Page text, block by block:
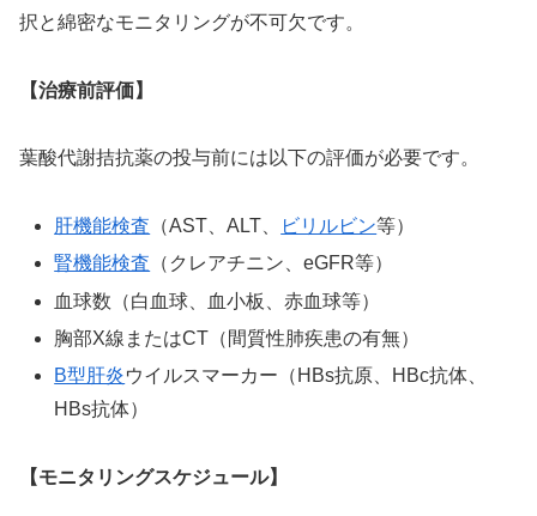
択と綿密なモニタリングが不可欠です。
【治療前評価】
葉酸代謝拮抗薬の投与前には以下の評価が必要です。
肝機能検査 （AST、ALT、 ビリルビン等）
腎機能検査 （クレアチニン、eGFR等）
血球数（白血球、血小板、赤血球等）
胸部X線またはCT（間質性肺疾患の有無）
B型肝炎ウイルスマーカー（HBs抗原、HBc抗体、
HBs抗体）
【モニタリングスケジュール】